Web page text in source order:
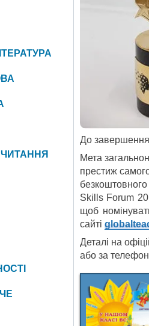
До
Мета
престиж
Skills Forum
щоб
сайті
Деталі на
або за
ЧИТАННЯ